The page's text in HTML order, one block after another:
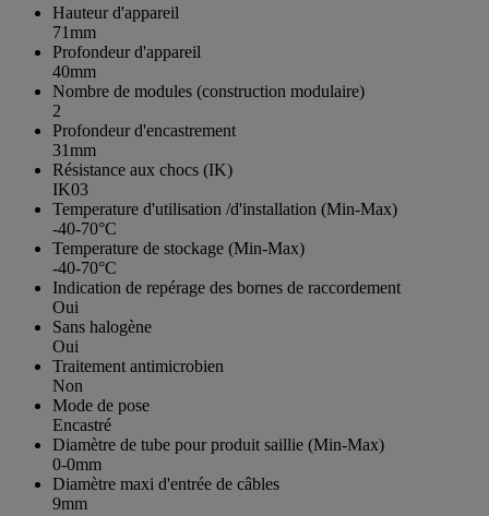
Hauteur d'appareil
71mm
Profondeur d'appareil
40mm
Nombre de modules (construction modulaire)
2
Profondeur d'encastrement
31mm
Résistance aux chocs (IK)
IK03
Temperature d'utilisation /d'installation (Min-Max)
-40-70°C
Temperature de stockage (Min-Max)
-40-70°C
Indication de repérage des bornes de raccordement
Oui
Sans halogène
Oui
Traitement antimicrobien
Non
Mode de pose
Encastré
Diamètre de tube pour produit saillie (Min-Max)
0-0mm
Diamètre maxi d'entrée de câbles
9mm